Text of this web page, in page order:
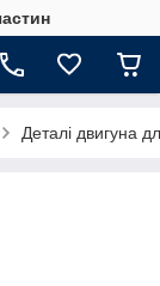
Деталі двигуна